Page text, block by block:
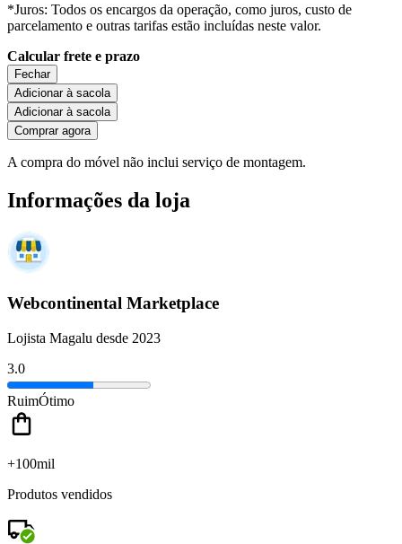
*Juros: Todos os encargos da operação, como juros, custo de
parcelamento e outras tarifas estão incluídas neste valor.
Calcular frete e prazo
Fechar
Adicionar à sacola
Adicionar à sacola
Comprar agora
A compra do móvel não inclui serviço de montagem.
Informações da loja
Webcontinental Marketplace
Lojista Magalu desde 2023
3.0
RuimÓtimo
+100mil
Produtos vendidos